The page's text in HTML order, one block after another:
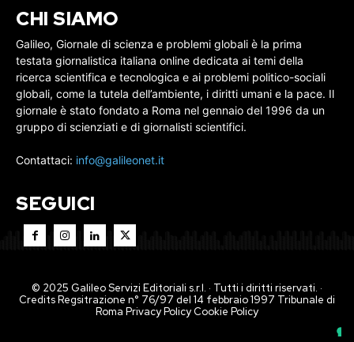
CHI SIAMO
Galileo, Giornale di scienza e problemi globali è la prima
testata giornalistica italiana online dedicata ai temi della
ricerca scientifica e tecnologica e ai problemi politico-sociali
globali, come la tutela dell’ambiente, i diritti umani e la pace. Il
giornale è stato fondato a Roma nel gennaio del 1996 da un
gruppo di scienziati e di giornalisti scientifici.
Contattaci: info@galileonet.it
SEGUICI
© 2025 Galileo Servizi Editoriali s.r.l. · Tutti i diritti riservati. ·
Credits Regsitrazione n° 76/97 del 14 febbraio 1997 Tribunale di
Roma Privacy PolicyCookie Policy